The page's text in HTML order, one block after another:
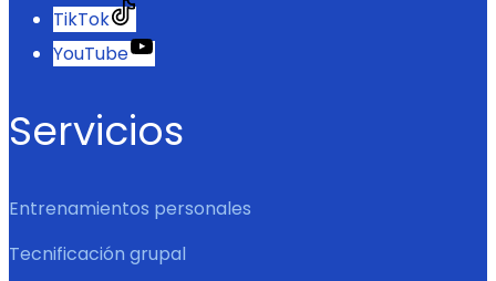
TikTok
YouTube
Servicios
Entrenamientos personales
Tecnificación grupal